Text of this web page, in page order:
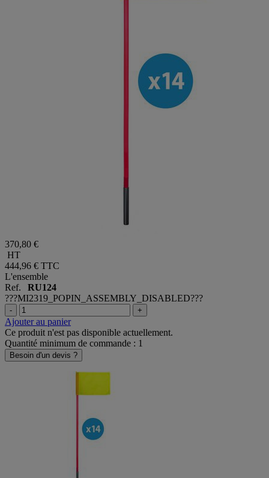
370,80 €
HT
444,96 € TTC
L'ensemble
Ref. RU124
???MI2319_POPIN_ASSEMBLY_DISABLED???
- +
Ajouter au panier
Ce produit n'est pas disponible actuellement.
Quantité minimum de commande : 1
Besoin d'un devis ?